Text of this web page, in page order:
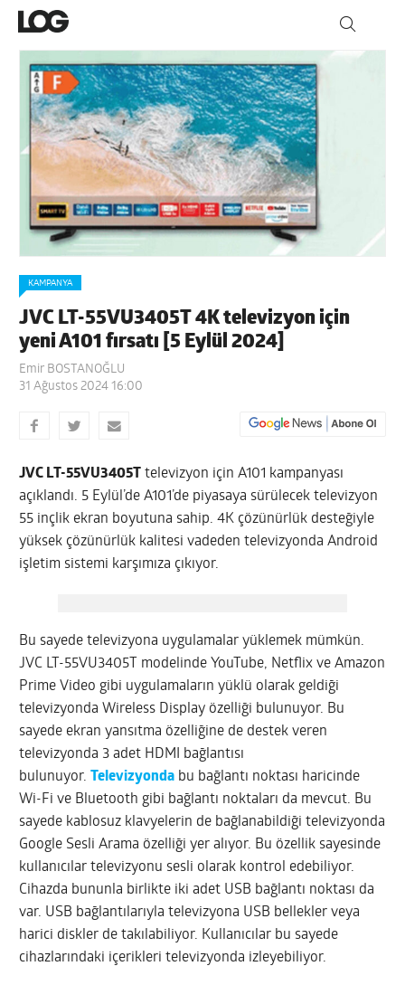
KAMPANYA
JVC LT-55VU3405T 4K televizyon için
yeni A101 fırsatı [5 Eylül 2024]
Emir BOSTANOĞLU
31 Ağustos 2024 16:00
JVC LT-55VU3405T
televizyon için A101 kampanyası
açıklandı. 5 Eylül’de A101’de piyasaya sürülecek televizyon
55 inçlik ekran boyutuna sahip. 4K çözünürlük desteğiyle
yüksek çözünürlük kalitesi vadeden televizyonda Android
işletim sistemi karşımıza çıkıyor.
Bu sayede televizyona uygulamalar yüklemek mümkün.
JVC LT-55VU3405T modelinde YouTube, Netflix ve Amazon
Prime Video gibi uygulamaların yüklü olarak geldiği
televizyonda Wireless Display özelliği bulunuyor. Bu
sayede ekran yansıtma özelliğine de destek veren
televizyonda 3 adet HDMI bağlantısı
bulunuyor.
Televizyonda bu bağlantı noktası haricinde
Wi-Fi ve Bluetooth gibi bağlantı noktaları da mevcut. Bu
sayede kablosuz klavyelerin de bağlanabildiği televizyonda
Google Sesli Arama özelliği yer alıyor. Bu özellik sayesinde
kullanıcılar televizyonu sesli olarak kontrol edebiliyor.
Cihazda bununla birlikte iki adet USB bağlantı noktası da
var. USB bağlantılarıyla televizyona USB bellekler veya
harici diskler de takılabiliyor. Kullanıcılar bu sayede
cihazlarındaki içerikleri televizyonda izleyebiliyor.